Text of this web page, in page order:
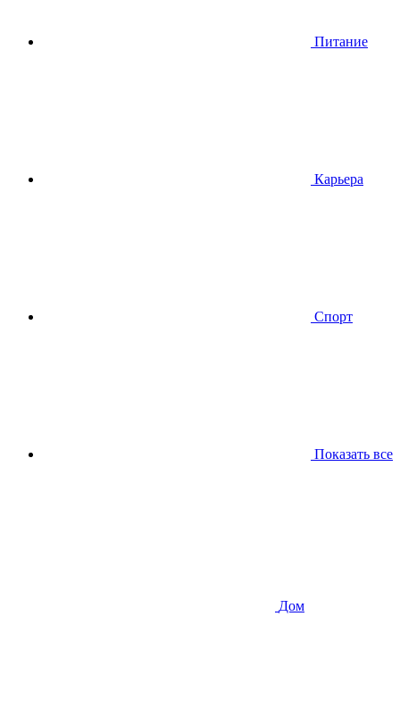
Питание
Карьера
Спорт
Показать все
Дом